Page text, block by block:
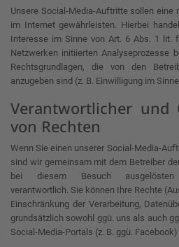
Unsere Social-Media-Auftritte sollen
im Internet gewährleisten. Hierbei
Interesse im Sinne von Art. 6 Abs. 1 lit.
Netzwerken initiierten Analyseprozesse
Rechtsgrundlagen, die von den
anzugeben sind (z. B. Einwilligung im
Verantwortlicher und
von Rechten
Wenn Sie einen unserer Social-Media-
sind wir gemeinsam mit dem Betreiber
bei diesem Besuch ausgelösten
verantwortlich. Sie können Ihre Rechte
Einschränkung der Verarbeitung,
grundsätzlich sowohl ggü. uns als auch
Social-Media-Portals (z. B. ggü.